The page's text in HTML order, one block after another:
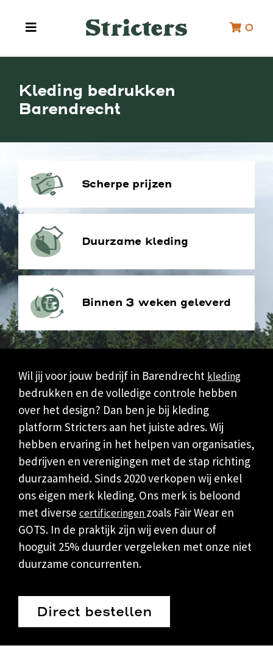
0
Kleding bedrukken
Barendrecht
Wil jij voor jouw bedrijf in Barendrecht kleding
bedrukken en de volledige controle hebben
over het design? Dan ben je bij kleding
platform Stricters aan het juiste adres. Wij
hebben ervaring in het helpen van organisaties,
bedrijven en verenigingen met de stap richting
duurzaamheid. Sinds 2020 verkopen wij enkel
ons eigen merk kleding. Ons merk is beloond
met diverse certificeringenzoals Fair Wear en
GOTS. In de praktijk zijn wij even duur of
hooguit 25% duurder vergeleken met onze niet
duurzame concurrenten.
Direct bestellen
Scherpe prijzen
Duurzame kleding
Binnen 3 weken geleverd